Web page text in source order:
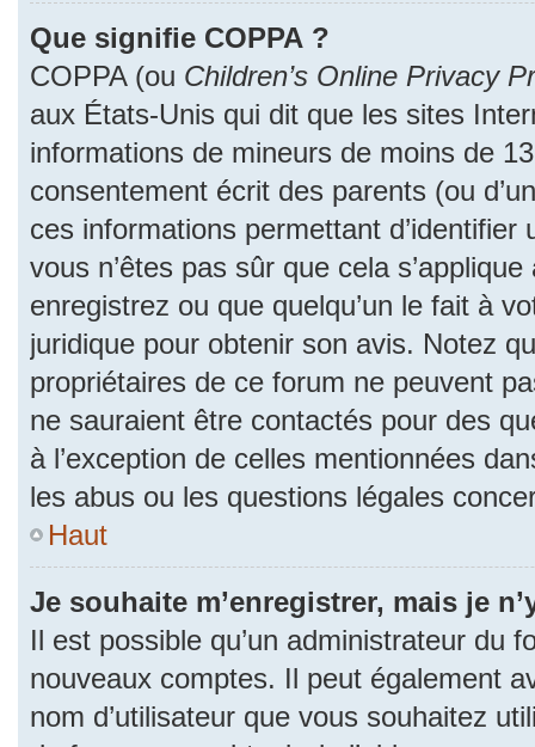
Que signifie COPPA ?
COPPA (ou Children’s Online Privacy
aux États-Unis qui dit que les sites
informations de mineurs de moins de
consentement écrit des parents (ou
ces informations permettant
vous n’êtes pas sûr que cela
enregistrez ou que quelqu’un le fait à
juridique pour obtenir son avis. Notez
propriétaires de ce forum ne peuvent
ne sauraient être contactés pour des
à l’exception de celles mentionnées
les abus ou les questions légales
Haut
Je souhaite m’enregistrer, mais je
Il est possible qu’un administrateur du
nouveaux comptes. Il peut également
nom d’utilisateur que vous souhaitez